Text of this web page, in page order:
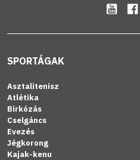
SPORTÁGAK
Asztalitenisz
Atlétika
Birkózás
Cselgáncs
Evezés
Jégkorong
Kajak-kenu